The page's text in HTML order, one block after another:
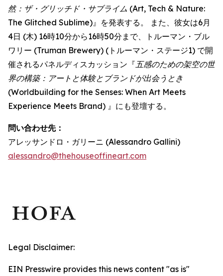
然：ザ・グリッチド・サブライム (Art, Tech & Nature:
The Glitched Sublime)』を発表する。 また、彼女は6月
4日 (木) 16時10分から16時50分まで、トルーマン・ブル
ワリー (Truman Brewery) (トルーマン・ステージ1) で開
催されるパネルディスカッション『五感のための架空の世
界の構築：アートと体験とブランドが出会うとき
(Worldbuilding for the Senses: When Art Meets
Experience Meets Brand) 』にも登壇する。
問い合わせ先：
アレッサンドロ・ガリーニ (Alessandro Gallini)
alessandro@thehouseoffineart.com
Legal Disclaimer:
EIN Presswire provides this news content "as is"